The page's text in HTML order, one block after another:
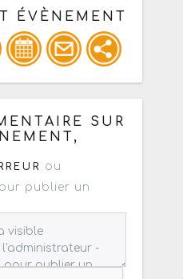
ÉVÈNEMENT
dessous pour un
réseau social
SUR
ou
publier un